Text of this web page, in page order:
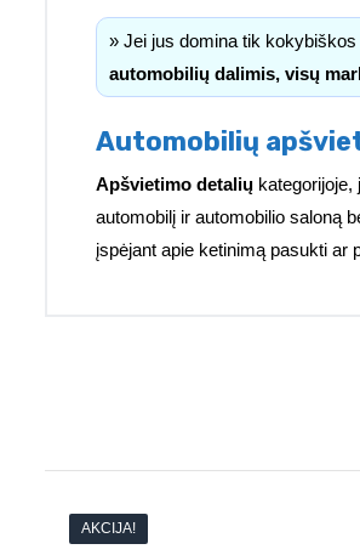
» Jei jus domina tik
automobilių dalimis, visų
Automobilių
Apšvietimo detalių
automobilį ir automobilio saloną
įspėjant apie ketinimą pasukti ar
AKCIJA!